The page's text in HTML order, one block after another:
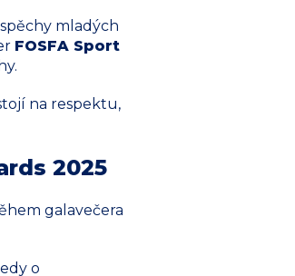
mladých
FOSFA Sport
na respektu,
2025
galavečera
o